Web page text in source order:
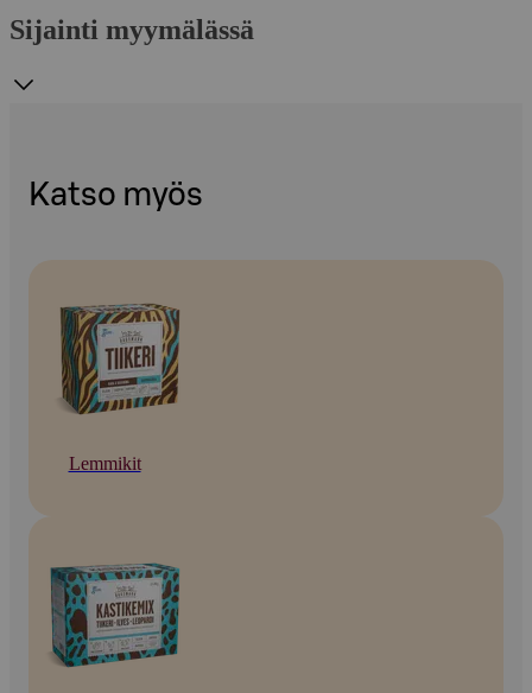
Sijainti myymälässä
Katso myös
Lemmikit